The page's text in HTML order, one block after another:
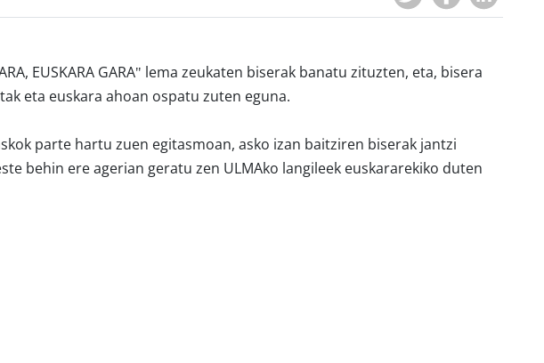
EUSKARA GARA" lema zeukaten biserak banatu zituzten, eta, bisera
eta euskara ahoan ospatu zuten eguna.
parte hartu zuen egitasmoan, asko izan baitziren biserak jantzi
behin ere agerian geratu zen ULMAko langileek euskararekiko duten